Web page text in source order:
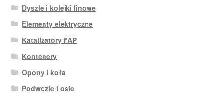
Dyszle i kolejki linowe
Elementy elektryczne
Katalizatory FAP
Kontenery
Opony i koła
Podwozie i osie